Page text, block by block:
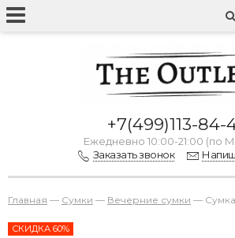
+7(499)113-84-
Ежедневно 10:00-21:00 (по
Заказать звонок
Главная — Сумки — Вечерние сумки —
СКИДКА 60%